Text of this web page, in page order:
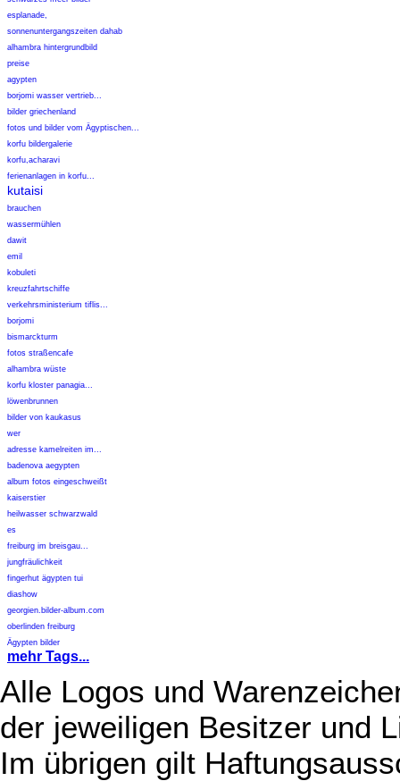
esplanade,
sonnenuntergangszeiten dahab
alhambra hintergrundbild
preise
agypten
borjomi wasser vertrieb...
bilder griechenland
fotos und bilder vom Ägyptischen...
korfu bildergalerie
korfu,acharavi
ferienanlagen in korfu...
kutaisi
brauchen
wassermühlen
dawit
emil
kobuleti
kreuzfahrtschiffe
verkehrsministerium tiflis...
borjomi
bismarckturm
fotos straßencafe
alhambra wüste
korfu kloster panagia...
löwenbrunnen
bilder von kaukasus
wer
adresse kamelreiten im...
badenova aegypten
album fotos eingeschweißt
kaiserstier
heilwasser schwarzwald
es
freiburg im breisgau...
jungfräulichkeit
fingerhut ägypten tui
diashow
georgien.bilder-album.com
oberlinden freiburg
Ägypten bilder
mehr Tags...
Alle Logos und
der jeweiligen Besitzer und
Im übrigen gilt